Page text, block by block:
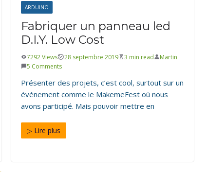
ARDUINO
Fabriquer un panneau led
D.I.Y. Low Cost
7292 Views 28 septembre 2019 3 min read
Martin
5 Comments
Présenter des projets, c’est cool, surtout sur un
événement comme le MakemeFest où nous
avons participé. Mais pouvoir mettre en
▷ Lire plus